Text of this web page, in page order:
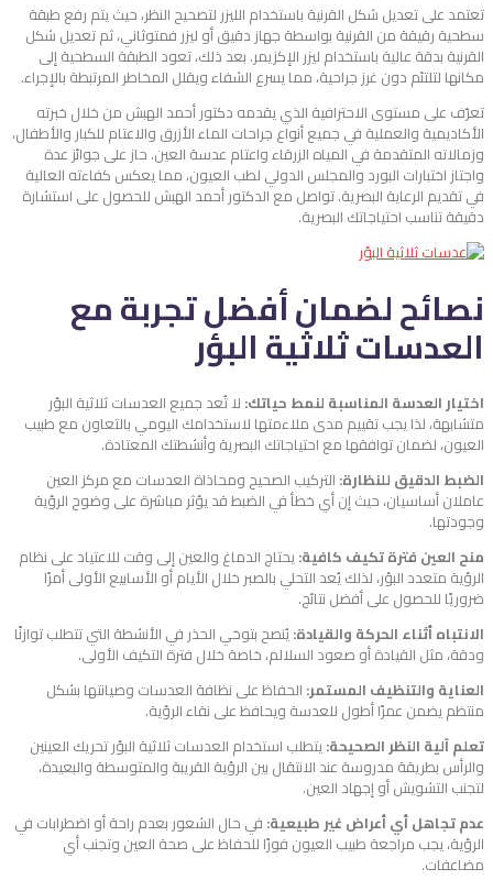
تعتمد على تعديل شكل القرنية باستخدام الليزر لتصحيح النظر، حيث يتم رفع طبقة
سطحية رقيقة من القرنية بواسطة جهاز دقيق أو ليزر فمتوثاني، ثم تعديل شكل
القرنية بدقة عالية باستخدام ليزر الإكزيمر. بعد ذلك، تعود الطبقة السطحية إلى
مكانها لتلتئم دون غرز جراحية، مما يسرع الشفاء ويقلل المخاطر المرتبطة بالإجراء.
تعرّف على مستوى الاحترافية الذي يقدمه دكتور أحمد الهبش من خلال خبرته
الأكاديمية والعملية في جميع أنواع جراحات الماء الأزرق والاعتام للكبار والأطفال،
وزمالاته المتقدمة في المياه الزرقاء واعتام عدسة العين. حاز على جوائز عدة
واجتاز اختبارات البورد والمجلس الدولي لطب العيون، مما يعكس كفاءته العالية
في تقديم الرعاية البصرية. تواصل مع الدكتور أحمد الهبش للحصول على استشارة
دقيقة تناسب احتياجاتك البصرية.
نصائح لضمان أفضل تجربة مع
العدسات ثلاثية البؤر
اختيار العدسة المناسبة لنمط حياتك: لا تُعد جميع العدسات ثلاثية البؤر
متشابهة، لذا يجب تقييم مدى ملاءمتها لاستخدامك اليومي بالتعاون مع طبيب
العيون، لضمان توافقها مع احتياجاتك البصرية وأنشطتك المعتادة.
الضبط الدقيق للنظارة: التركيب الصحيح ومحاذاة العدسات مع مركز العين
عاملان أساسيان، حيث إن أي خطأ في الضبط قد يؤثر مباشرة على وضوح الرؤية
وجودتها.
منح العين فترة تكيف كافية:يحتاج الدماغ والعين إلى وقت للاعتياد على نظام
الرؤية متعدد البؤر، لذلك يُعد التحلي بالصبر خلال الأيام أو الأسابيع الأولى أمرًا
ضروريًا للحصول على أفضل نتائج.
الانتباه أثناء الحركة والقيادة:يُنصح بتوخي الحذر في الأنشطة التي تتطلب توازنًا
ودقة، مثل القيادة أو صعود السلالم، خاصة خلال فترة التكيف الأولى.
العناية والتنظيف المستمر: الحفاظ على نظافة العدسات وصيانتها بشكل
منتظم يضمن عمرًا أطول للعدسة ويحافظ على نقاء الرؤية.
تعلم آلية النظر الصحيحة:يتطلب استخدام العدسات ثلاثية البؤر تحريك العينين
والرأس بطريقة مدروسة عند الانتقال بين الرؤية القريبة والمتوسطة والبعيدة،
لتجنب التشويش أو إجهاد العين.
عدم تجاهل أي أعراض غير طبيعية: في حال الشعور بعدم راحة أو اضطرابات في
الرؤية، يجب مراجعة طبيب العيون فورًا للحفاظ على صحة العين وتجنب أي
مضاعفات.